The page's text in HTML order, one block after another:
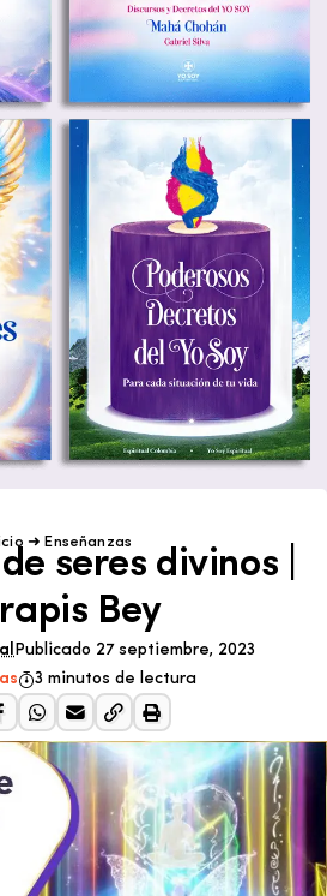
➜ Enseñanzas
seres divinos |
Bey
Publicado 27 septiembre, 2023
3 minutos de lectura